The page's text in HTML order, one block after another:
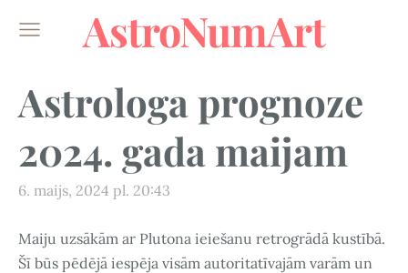
AstroNumArt
Astrologa prognoze
2024. gada maijam
6. maijs, 2024 pl. 20:43
Maiju uzsākām ar Plutona ieiešanu retrogrādā kustībā.
Šī būs pēdējā iespēja visām autoritatīvajām varām un